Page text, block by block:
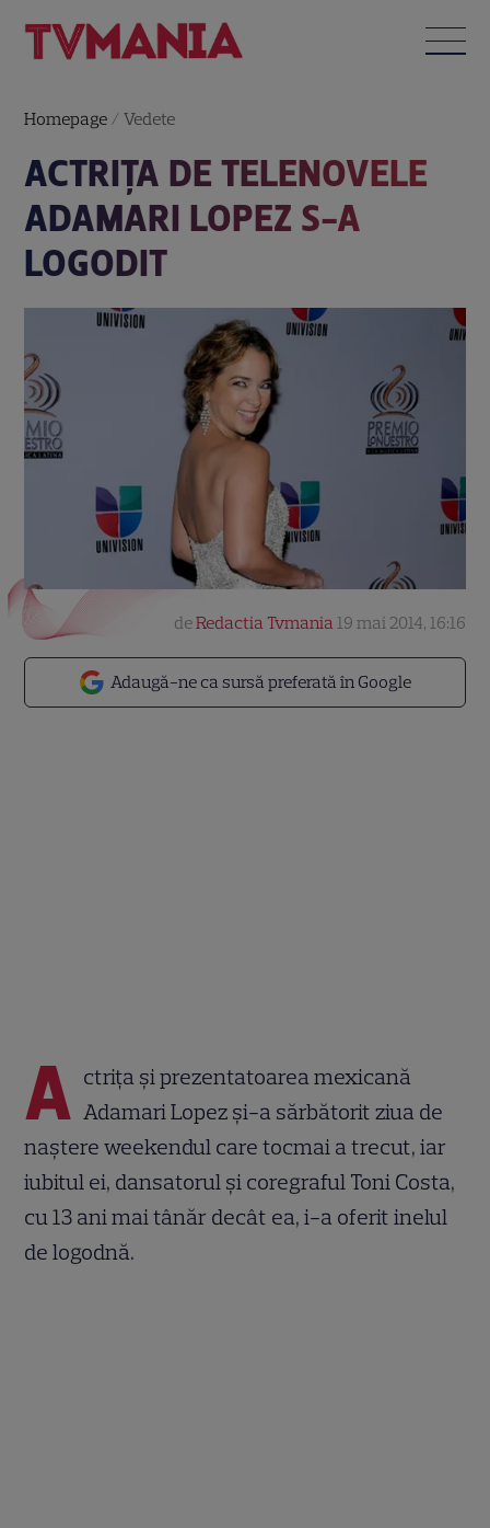
Homepage /Vedete
ACTRIŢA DE TELENOVELE
ADAMARI LOPEZ S-A
LOGODIT
Adaugă-ne ca sursă preferată în Google
deRedactia Tvmania 19 mai 2014, 16:16
A ctriţa şi prezentatoarea mexicană
Adamari Lopez şi-a sărbătorit ziua de
naştere weekendul care tocmai a trecut, iar
iubitul ei, dansatorul şi coregraful Toni Costa,
cu 13 ani mai tânăr decât ea, i-a oferit inelul
de logodnă.